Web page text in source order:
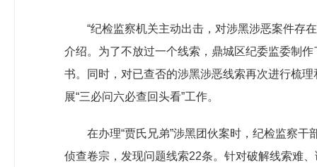
“纪检监察机关主动出击，对涉黑涉恶案件存
介绍。为了不放过一个线索，鼎城区纪委监委制
书。同时，对已查否的涉黑涉恶线索再次进行梳
展“三必问六必查回头看”工作。
在办理“贾氏兄弟”涉黑团伙案时，纪检监察
侦查卷宗，发现问题线索22条。针对破解线索难